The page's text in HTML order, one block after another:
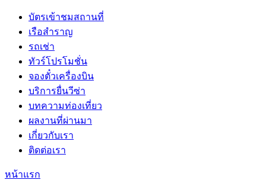
บัตรเข้าชมสถานที่
เรือสำราญ
รถเช่า
ทัวร์โปรโมชั่น
จองตั๋วเครื่องบิน
บริการยื่นวีซ่า
บทความท่องเที่ยว
ผลงานที่ผ่านมา
เกี่ยวกับเรา
ติดต่อเรา
หน้าแรก